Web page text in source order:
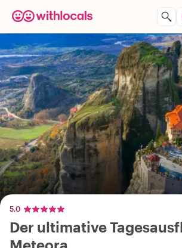
5,0
Der ultimative